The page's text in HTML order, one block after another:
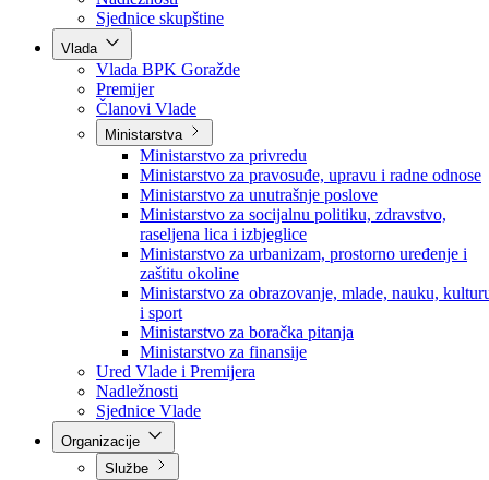
Skupštinski odbori i komisije
Stručna služba skupštine
Nadležnosti
Sjednice skupštine
Vlada
Vlada BPK Goražde
Premijer
Članovi Vlade
Ministarstva
Ministarstvo za privredu
Ministarstvo za pravosuđe, upravu i radne odnose
Ministarstvo za unutrašnje poslove
Ministarstvo za socijalnu politiku, zdravstvo,
raseljena lica i izbjeglice
Ministarstvo za urbanizam, prostorno uređenje i
zaštitu okoline
Ministarstvo za obrazovanje, mlade, nauku,
i sport
Ministarstvo za boračka pitanja
Ministarstvo za finansije
Ured Vlade i Premijera
Nadležnosti
Sjednice Vlade